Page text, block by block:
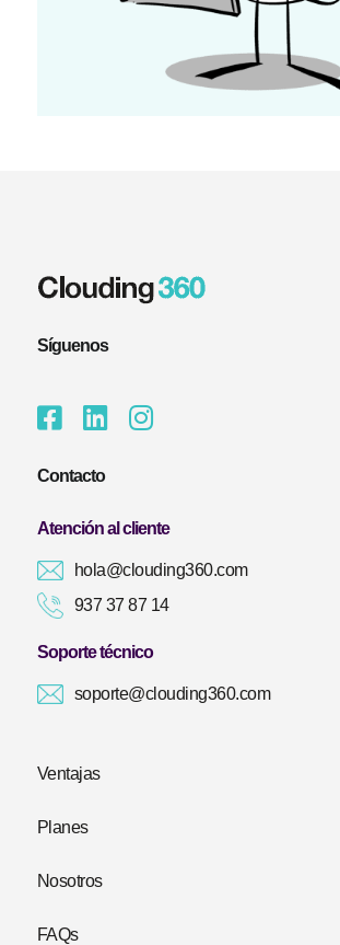
Síguenos
Contacto
Atención al cliente
hola@clouding360.com
937 37 87 14
Soporte técnico
soporte@clouding360.com
Ventajas
Planes
Nosotros
FAQs